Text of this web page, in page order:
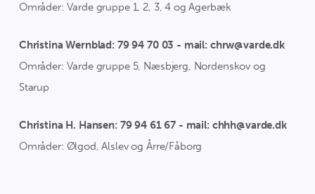
Områder: Varde gruppe 1, 2, 3, 4 og Agerbæk
Christina Wernblad: 79 94 70 03 - mail: chrw@varde.dk
Områder: Varde gruppe 5, Næsbjerg, Nordenskov og
Starup
Christina H. Hansen: 79 94 61 67 - mail: chhh@varde.dk
Områder: Ølgod, Alslev og Årre/Fåborg